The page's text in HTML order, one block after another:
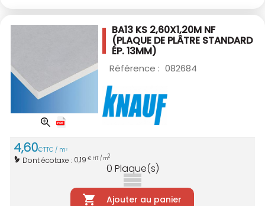
BA13 KS 2,60X1,20M NF
(PLAQUE DE PLÂTRE STANDARD
ÉP. 13MM)
Référence : 082684
4,60€TTC / m2
Dont écotaxe : 0,19 € HT / m2
0 Plaque(s)
Ajouter au panier